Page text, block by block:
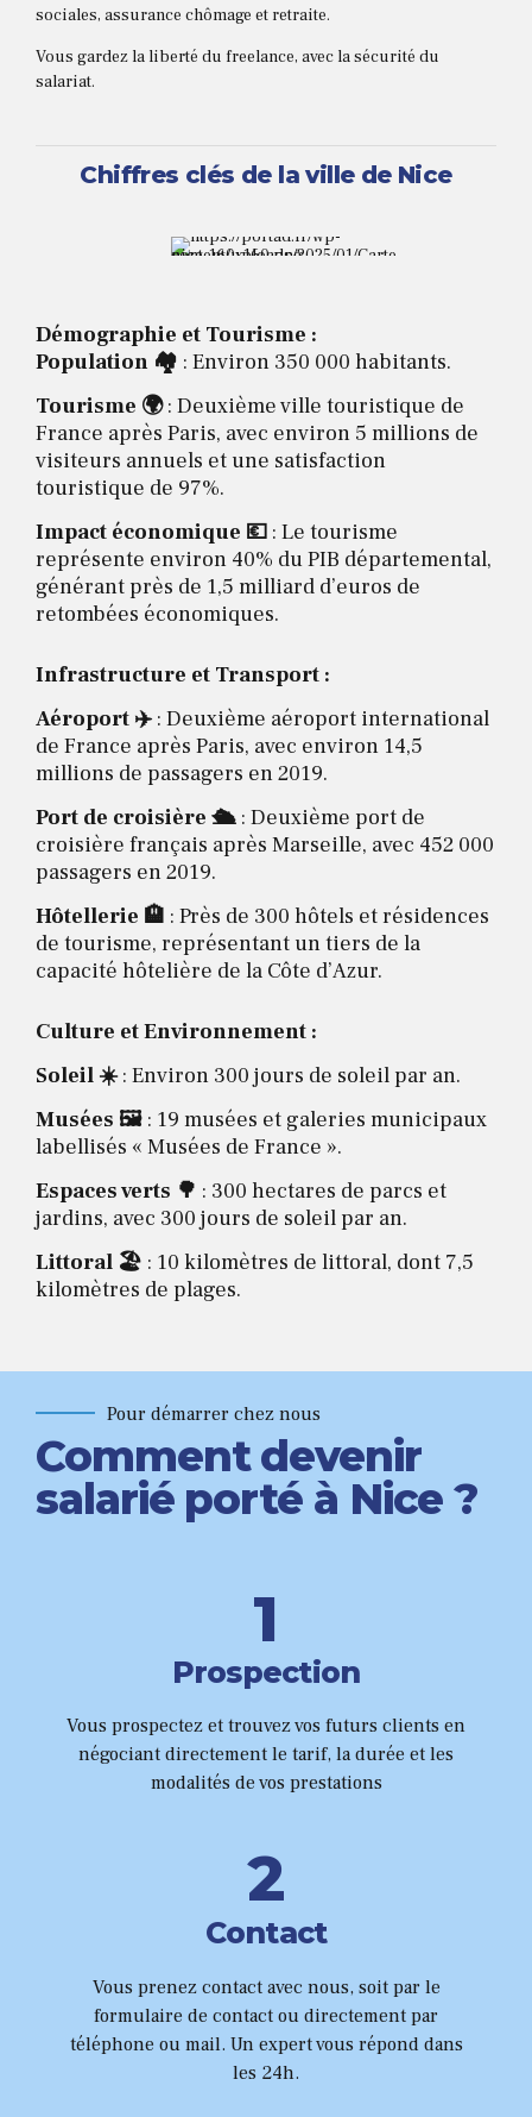
sociales, assurance chômage et retraite.
Vous gardez la liberté du freelance, avec la sécurité du
salariat.
Chiffres clés de la ville de Nice
Démographie et Tourisme :
Population 🏘️ : Environ 350 000 habitants.
Tourisme 🌍: Deuxième ville touristique de
France après Paris, avec environ 5 millions de
visiteurs annuels et une satisfaction
touristique de 97%.
Impact économique 💶 : Le tourisme
représente environ 40% du PIB départemental,
générant près de 1,5 milliard d’euros de
retombées économiques.
Infrastructure et Transport :
Aéroport ✈️ : Deuxième aéroport international
de France après Paris, avec environ 14,5
millions de passagers en 2019.
Port de croisière 🛳️ : Deuxième port de
croisière français après Marseille, avec 452 000
passagers en 2019.
Hôtellerie 🏨 : Près de 300 hôtels et résidences
de tourisme, représentant un tiers de la
capacité hôtelière de la Côte d’Azur.
Culture et Environnement :
Soleil ☀️: Environ 300 jours de soleil par an.
Musées 🖼️ : 19 musées et galeries municipaux
labellisés « Musées de France ».
Espaces verts 🌳 : 300 hectares de parcs et
jardins, avec 300 jours de soleil par an.
Littoral 🏖️ : 10 kilomètres de littoral, dont 7,5
kilomètres de plages.
Pour démarrer chez nous
Comment devenir
salarié porté à Nice ?
1
2
3
4
5
6
7
8
Prospection
Vous prospectez et trouvez vos futurs clients en
négociant directement le tarif, la durée et les
modalités de vos prestations
0
2
3
4
5
Contact
Vous prenez contact avec nous, soit par le
formulaire de contact ou directement par
téléphone ou mail. Un expert vous répond dans
les 24h.
0
1